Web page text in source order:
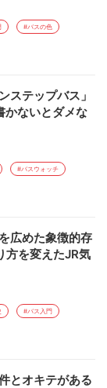
#バスの色
ステップバス」
ないとダメな
#バスウォッチ
広めた象徴的存
を変えたJR気
#バス入門
とオキテがある